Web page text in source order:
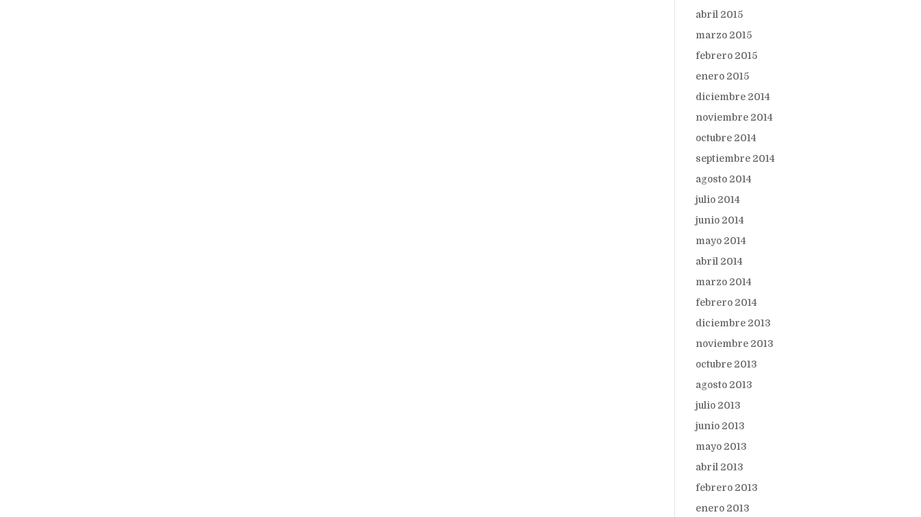
abril 2015
marzo 2015
febrero 2015
enero 2015
diciembre 2014
noviembre 2014
octubre 2014
septiembre 2014
agosto 2014
julio 2014
junio 2014
mayo 2014
abril 2014
marzo 2014
febrero 2014
diciembre 2013
noviembre 2013
octubre 2013
agosto 2013
julio 2013
junio 2013
mayo 2013
abril 2013
febrero 2013
enero 2013